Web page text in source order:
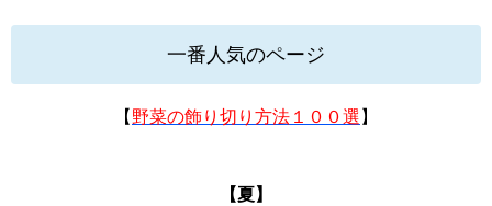
一番人気のページ
【 野菜の飾り切り方法１００選 】
【夏】